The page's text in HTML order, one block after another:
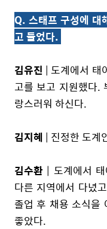
Q. 스태프 구성에 대
고 들었다.
김유진 | 도계에서 태
고를 보고 지원했다.
랑스러워 하신다.
김지혜 | 진정한 도계
김수환 | 도계에서
다른 지역에서 다녔
졸업 후 채용 소식을
좋았다.